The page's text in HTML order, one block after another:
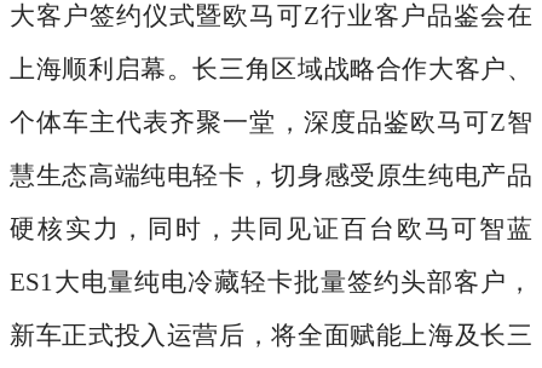
大客户签约仪式暨欧马可Z行业客户品鉴会在
上海顺利启幕。长三角区域战略合作大客户、
个体车主代表齐聚一堂，深度品鉴欧马可Z智
慧生态高端纯电轻卡，切身感受原生纯电产品
硬核实力，同时，共同见证百台欧马可智蓝
ES1大电量纯电冷藏轻卡批量签约头部客户，
新车正式投入运营后，将全面赋能上海及长三